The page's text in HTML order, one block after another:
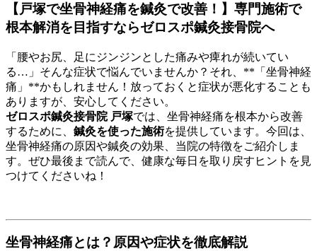
【戸塚で坐骨神経痛を鍼灸で改善！】専門施術で
根本解消を目指すならゼロスポ鍼灸接骨院へ
「腰やお尻、足にジンジンとした痛みや痺れが続いてい
る…」そんな症状で悩んでいませんか？それ、**「坐骨神経
痛」**かもしれません！放っておくと症状が悪化することも
ありますが、安心してください。
ゼロスポ鍼灸接骨院 戸塚では、坐骨神経痛を根本から改善
するために、 鍼灸を使った施術を提供しています。今回は、
坐骨神経痛の原因や鍼灸の効果、当院の特徴をご紹介しま
す。ぜひ最後まで読んで、健康な毎日を取り戻すヒントを見
つけてくださいね！
坐骨神経痛とは？原因や症状を徹底解説